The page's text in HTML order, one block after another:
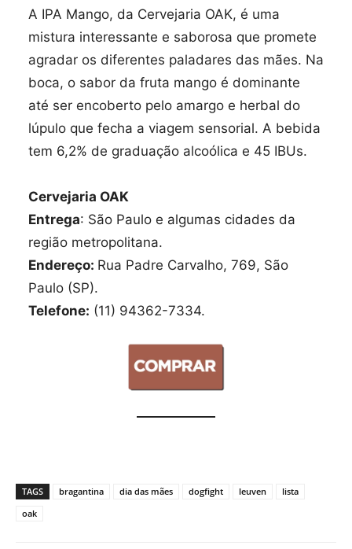
A IPA Mango, da Cervejaria OAK, é uma
mistura interessante e saborosa que promete
agradar os diferentes paladares das mães. Na
boca, o sabor da fruta mango é dominante
até ser encoberto pelo amargo e herbal do
lúpulo que fecha a viagem sensorial. A bebida
tem 6,2% de graduação alcoólica e 45 IBUs.
Cervejaria OAK
Entrega: São Paulo e algumas cidades da
região metropolitana.
Endereço: Rua Padre Carvalho, 769, São
Paulo (SP).
Telefone: (11) 94362-7334.
TAGS bragantina dia das mães dogfight leuven
lista
oak